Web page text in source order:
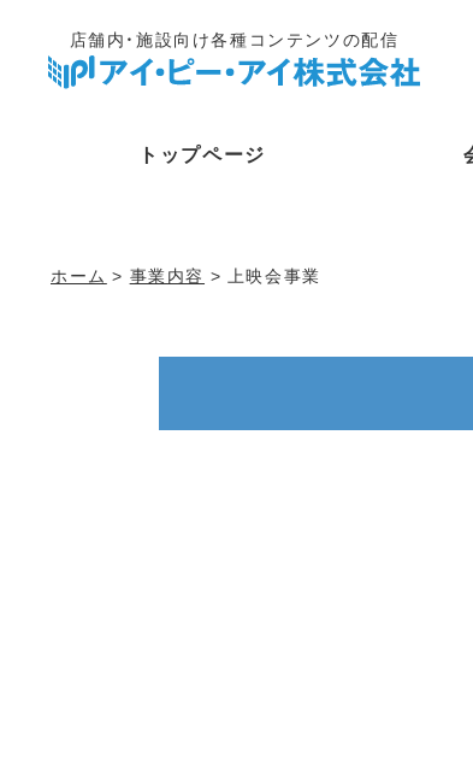
店舗内・施設向け各種コンテンツの配信
トップページ
ホーム > 事業内容 > 上映会事業